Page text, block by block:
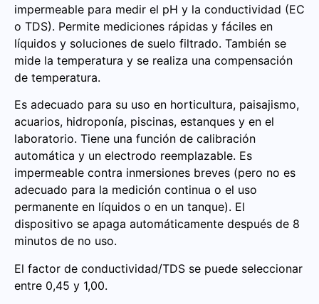
impermeable para medir el pH y la conductividad (EC
o TDS). Permite mediciones rápidas y fáciles en
líquidos y soluciones de suelo filtrado. También se
mide la temperatura y se realiza una compensación
de temperatura.
Es adecuado para su uso en horticultura, paisajismo,
acuarios, hidroponía, piscinas, estanques y en el
laboratorio. Tiene una función de calibración
automática y un electrodo reemplazable. Es
impermeable contra inmersiones breves (pero no es
adecuado para la medición continua o el uso
permanente en líquidos o en un tanque). El
dispositivo se apaga automáticamente después de 8
minutos de no uso.
El factor de conductividad/TDS se puede seleccionar
entre 0,45 y 1,00.